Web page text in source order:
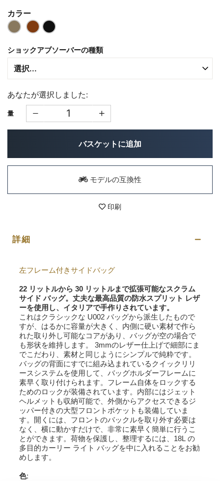
カラー
ショックアブソーバーの種類
あなたが選択しました:
量
バスケットに追加
モデルの互換性
印刷
詳細
左フレーム付きサイドバッグ
22 リットルから 30 リットルまで拡張可能なスクラム
サイド バッグ。丈夫な最高品質の防水スプリット レザ
ーを使用し、イタリアで手作りされています。
これはクラシックな U002 バッグから派生したもので
すが、はるかに容量が大きく、内側に硬い素材で作ら
れた取り外し可能なコアがあり、バッグが空の場合で
も形状を維持します。 3mmのレザー仕上げで細部にま
でこだわり、素材と同じようにシンプルで純粋です。
バッグの背面にすでに組み込まれているクイックリリ
ースシステムを使用して、バッグホルダーフレームに
素早く取り付けられます。フレーム自体をロックする
ためのロックが装備されています。内部にはジェット
ヘルメットも収納可能で、外側からアクセスできるジ
ッパー付きの大型フロントポケットも装備していま
す。開くには、フロントのバックルを取り外す必要は
なく、横に動かすだけで、非常に素早く簡単に行うこ
とができます。荷物を保護し、整理するには、18L の
多目的カーリー ライト バッグを中に入れることをお勧
めします。
色: